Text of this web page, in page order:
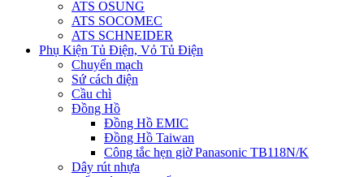
ATS OSUNG
ATS SOCOMEC
ATS SCHNEIDER
Phụ Kiện Tủ Điện, Vỏ Tủ Điện
Chuyển mạch
Sứ cách điện
Cầu chì
Đồng Hồ
Đồng Hồ EMIC
Đồng Hồ Taiwan
Công tắc hẹn giờ Panasonic TB118N/K
Dây rút nhựa